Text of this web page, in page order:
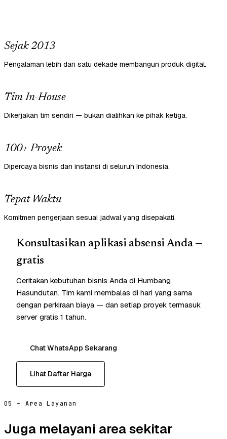
Sejak 2013
Pengalaman lebih dari satu dekade membangun produk digital.
Tim In-House
Dikerjakan tim sendiri — bukan dialihkan ke pihak ketiga.
100+ Proyek
Dipercaya bisnis dan instansi di seluruh Indonesia.
Tepat Waktu
Komitmen pengerjaan sesuai jadwal yang disepakati.
Konsultasikan aplikasi absensi Anda —
gratis
Ceritakan kebutuhan bisnis Anda di Humbang
Hasundutan. Tim kami membalas di hari yang sama
dengan perkiraan biaya — dan setiap proyek termasuk
server gratis 1 tahun.
Chat WhatsApp Sekarang
Lihat Daftar Harga
05 — Area Layanan
Juga melayani area sekitar